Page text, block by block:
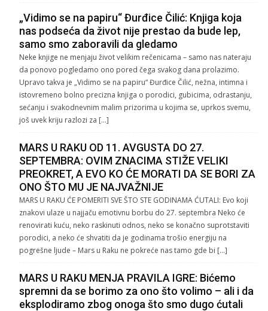
„Vidimo se na papiru“ Đurđice Čilić: Knjiga koja
nas podseća da život nije prestao da bude lep,
samo smo zaboravili da gledamo
Neke knjige ne menjaju život velikim rečenicama – samo nas nateraju
da ponovo pogledamo ono pored čega svakog dana prolazimo.
Upravo takva je „Vidimo se na papiru“ Đurđice Čilić, nežna, intimna i
istovremeno bolno precizna knjiga o porodici, gubicima, odrastanju,
sećanju i svakodnevnim malim prizorima u kojima se, uprkos svemu,
još uvek kriju razlozi za […]
MARS U RAKU OD 11. AVGUSTA DO 27.
SEPTEMBRA: OVIM ZNACIMA STIŽE VELIKI
PREOKRET, A EVO KO ĆE MORATI DA SE BORI ZA
ONO ŠTO MU JE NAJVAŽNIJE
MARS U RAKU ĆE POMERITI SVE ŠTO STE GODINAMA ĆUTALI: Evo koji
znakovi ulaze u najjaču emotivnu borbu do 27. septembra Neko će
renovirati kuću, neko raskinuti odnos, neko se konačno suprotstaviti
porodici, a neko će shvatiti da je godinama trošio energiju na
pogrešne ljude – Mars u Raku ne pokreće nas tamo gde bi […]
MARS U RAKU MENJA PRAVILA IGRE: Bićemo
spremni da se borimo za ono što volimo – ali i da
eksplodiramo zbog onoga što smo dugo ćutali